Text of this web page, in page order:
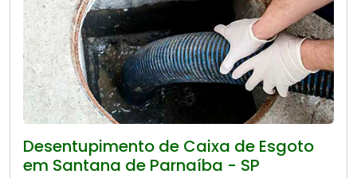
Desentupimento de Caixa de Esgoto
em Santana de Parnaíba - SP